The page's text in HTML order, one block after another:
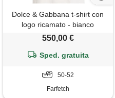
Dolce & Gabbana t-shirt con
logo ricamato - bianco
550,00 €
Sped. gratuita
50-52
Farfetch